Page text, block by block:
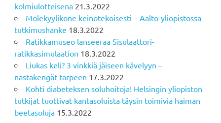
kolmiulotteisena 21.3.2022
Molekyylikone keinotekoisesti – Aalto-yliopistossa
tutkimushanke 18.3.2022
Ratikkamuseo lanseeraa Sisulaattori-
ratikkasimulaation 18.3.2022
Liukas keli? 3 vinkkiä jäiseen kävelyyn –
nastakengät tarpeen 17.3.2022
Kohti diabeteksen soluhoitoja! Helsingin yliopiston
tutkijat tuottivat kantasoluista täysin toimivia haiman
beetasoluja 15.3.2022